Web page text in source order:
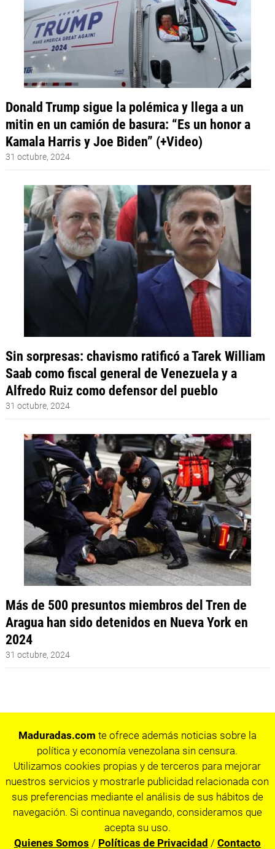
Donald Trump sigue la polémica y llega a un
mitin en un camión de basura: “Es un honor a
Kamala Harris y Joe Biden” (+Video)
31 octubre, 2024
Sin sorpresas: chavismo ratificó a Tarek William
Saab como fiscal general de Venezuela y a
Alfredo Ruiz como defensor del pueblo
31 octubre, 2024
Más de 500 presuntos miembros del Tren de
Aragua han sido detenidos en Nueva York en
2024
31 octubre, 2024
Maduradas.com te ofrece además noticias sobre la
política y economía venezolana sin censura.
Utilizamos cookies propias y de terceros para mejorar
nuestros servicios y mostrarle publicidad relacionada con
sus preferencias mediante el análisis de sus hábitos de
navegación. Si continua navegando, consideramos que
acepta su uso.
Quienes Somos / Políticas de Privacidad / Contacto